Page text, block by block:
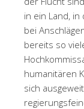
in ein Land,
bei
bereits so
humanitären
sich